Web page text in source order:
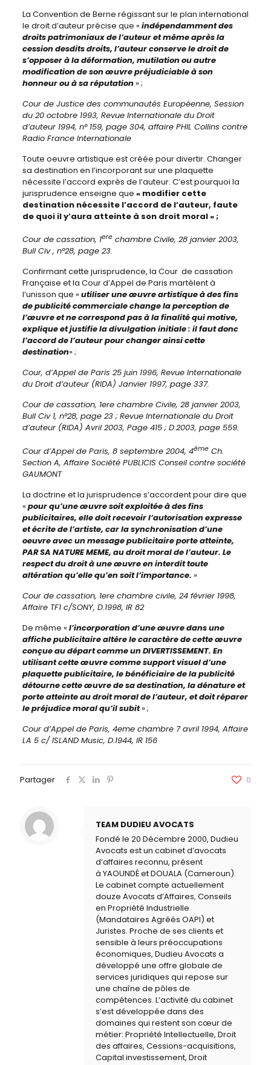
La Convention de Berne régissant sur le plan international
le droit d’auteur précise que « indépendamment des
droits patrimoniaux de l’auteur et même après la
cession desdits droits, l’auteur conserve le droit de
s’opposer à la déformation, mutilation ou autre
modification de son œuvre préjudiciable à son
honneur ou à sa réputation » ;
Cour de Justice des communautés Européenne, Session
du 20 octobre 1993, Revue Internationale du Droit
d’auteur 1994, n° 159, page 304, affaire PHIL Collins contre
Radio France Internationale
Toute oeuvre artistique est créée pour divertir. Changer
sa destination en l’incorporant sur une plaquette
nécessite l’accord exprès de l’auteur. C’est pourquoi la
jurisprudence enseigne que « modifier cette
destination nécessite l’accord de l’auteur, faute
de quoi il y’aura atteinte à son droit moral » ;
Cour de cassation, 1erechambre Civile, 28 janvier 2003,
Bull Civ , n°28, page 23.
Confirmant cette jurisprudence, la Cour de cassation
Française et la Cour d’Appel de Paris martèlent à
l’unisson que « utiliser une œuvre artistique à des fins
de publicité commerciale change la perception de
l’œuvre et ne correspond pas à la finalité qui motive,
explique et justifie la divulgation initiale : il faut donc
l’accord de l’auteur pour changer ainsi cette
destination» ;
Cour, d’Appel de Paris 25 juin 1996, Revue Internationale
du Droit d’auteur (RIDA) Janvier 1997, page 337.
Cour de cassation, 1ere chambre Civile, 28 janvier 2003,
Bull Civ 1, n°28, page 23 ; Revue Internationale du Droit
d’auteur (RIDA) Avril 2003, Page 415 ; D.2003, page 559.
Cour d’Appel de Paris, 8 septembre 2004, 4èmeCh.
Section A, Affaire Société PUBLICIS Conseil contre société
GAUMONT
La doctrine et la jurisprudence s’accordent pour dire que
« pour qu’une œuvre soit exploitée à des fins
publicitaires, elle doit recevoir l’autorisation expresse
et écrite de l’artiste, car la synchronisation d’une
oeuvre avec un message publicitaire porte atteinte,
PAR SA NATURE MEME, au droit moral de l’auteur. Le
respect du droit à une œuvre en interdit toute
altération qu’elle qu’en soit l’importance. »
Cour de cassation, 1ere chambre civile, 24 février 1998,
Affaire TF1 c/SONY, D.1998, IR 82
De même « l’incorporation d’une œuvre dans une
affiche publicitaire altère le caractère de cette œuvre
conçue au départ comme un DIVERTISSEMENT. En
utilisant cette œuvre comme support visuel d’une
plaquette publicitaire, le bénéficiaire de la publicité
détourne cette œuvre de sa destination, la dénature et
porte atteinte au droit moral de l’auteur, et doit réparer
le préjudice moral qu’il subit» ;
Cour d’Appel de Paris, 4eme chambre 7 avril 1994, Affaire
LA 5 c/ ISLAND Music, D.1944, IR 156
Partager 0
TEAM DUDIEU AVOCATS
Fondé le 20 Décembre 2000, Dudieu
Avocats est un cabinet d’avocats
d’affaires reconnu, présent
à YAOUNDÉ et DOUALA (Cameroun).
Le cabinet compte actuellement
douze Avocats d’Affaires, Conseils
en Propriété Industrielle
(Mandataires Agréés OAPI) et
Juristes. Proche de ses clients et
sensible à leurs préoccupations
économiques, Dudieu Avocats a
développé une offre globale de
services juridiques qui repose sur
une chaîne de pôles de
compétences. L’activité du cabinet
s’est développée dans des
domaines qui restent son cœur de
métier: Propriété Intellectuelle, Droit
des affaires, Cessions-acquisitions,
Capital investissement, Droit